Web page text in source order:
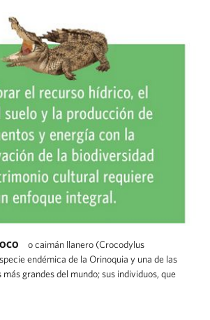
o caimán llanero (Crocodylus
endémica de la Orinoquia y una de las
grandes del mundo; sus individuos, que